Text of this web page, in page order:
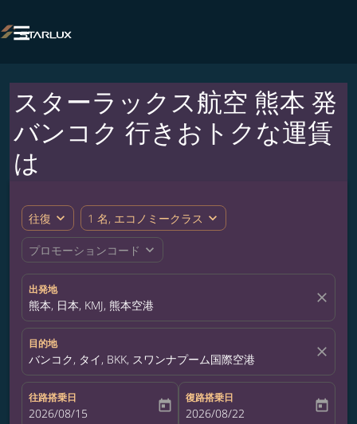

スターラックス航空 熊本 発
バンコク 行きおトクな運賃
は
往復 expand_more 1 名, エコノミークラス expand_more
プロモーションコード expand_more
出発地
熊本, 日本, KMJ, 熊本空港 close
目的地
バンコク, タイ, BKK, スワンナプーム国際空港 close
往路搭乗日
fc-booking-departure-date-aria-label
2026/08/15 today
復路搭乗日
fc-booking-return-date-aria-label
2026/08/22 today